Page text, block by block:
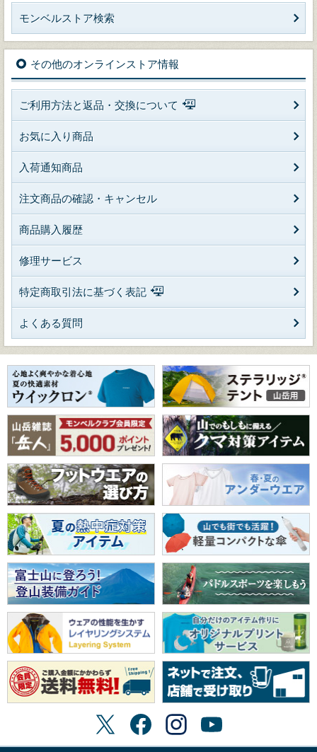
モンベルストア検索
その他のオンラインストア情報
ご利用方法と返品・交換について
お気に入り商品
入荷通知商品
注文商品の確認・キャンセル
商品購入履歴
修理サービス
特定商取引法に基づく表記
よくある質問